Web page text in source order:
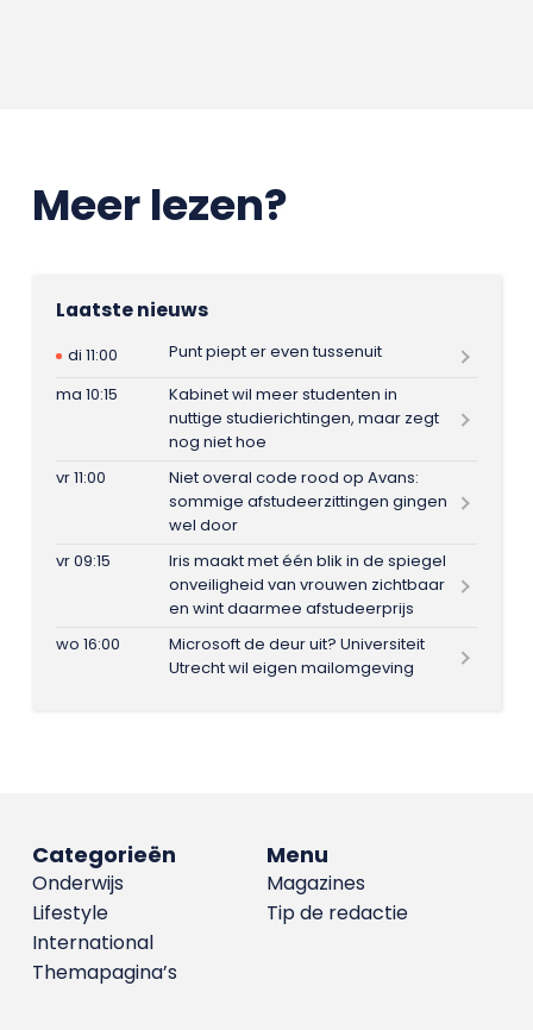
Meer lezen?
Laatste nieuws
di 11:00
Punt piept er even tussenuit
ma 10:15
Kabinet wil meer studenten in
nuttige studierichtingen, maar zegt
nog niet hoe
vr 11:00
Niet overal code rood op Avans:
sommige afstudeerzittingen gingen
wel door
vr 09:15
Iris maakt met één blik in de spiegel
onveiligheid van vrouwen zichtbaar
en wint daarmee afstudeerprijs
wo 16:00
Microsoft de deur uit? Universiteit
Utrecht wil eigen mailomgeving
Menu
Magazines
Tip de redactie
Categorieën
Onderwijs
Lifestyle
International
Themapagina’s